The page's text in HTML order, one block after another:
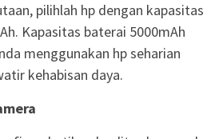
pilihlah hp dengan kapasitas
Kapasitas baterai 5000mAh
menggunakan hp seharian
kehabisan daya.